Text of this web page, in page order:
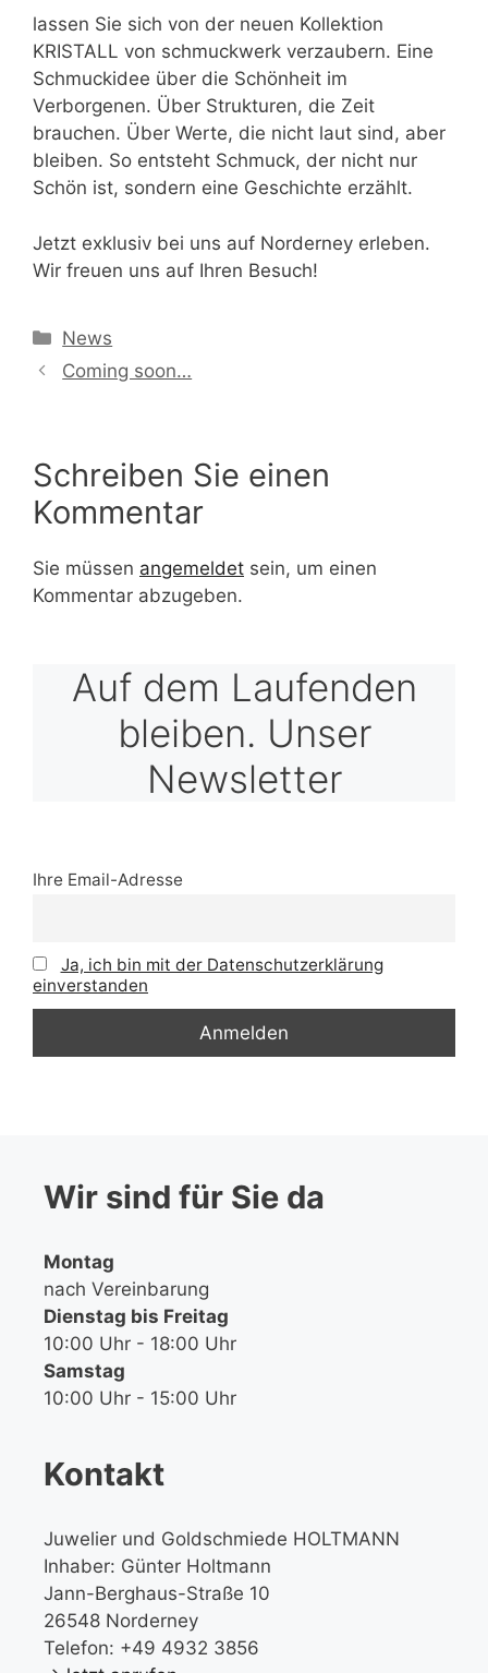
lassen Sie sich von der neuen Kollektion
KRISTALL von schmuckwerk verzaubern. Eine
Schmuckidee über die Schönheit im
Verborgenen. Über Strukturen, die Zeit
brauchen. Über Werte, die nicht laut sind, aber
bleiben. So entsteht Schmuck, der nicht nur
Schön ist, sondern eine Geschichte erzählt.
Jetzt exklusiv bei uns auf Norderney erleben.
Wir freuen uns auf Ihren Besuch!
Kategorien
News
Coming soon…
Schreiben Sie einen
Kommentar
Sie müssen angemeldet sein, um einen
Kommentar abzugeben.
Auf dem Laufenden
bleiben. Unser
Newsletter
Ihre Email-Adresse
Ja, ich bin mit der Datenschutzerklärung
einverstanden
Wir sind für Sie da
Montag
nach Vereinbarung
Dienstag bis Freitag
10:00 Uhr - 18:00 Uhr
Samstag
10:00 Uhr - 15:00 Uhr
Kontakt
Juwelier und Goldschmiede HOLTMANN
Inhaber: Günter Holtmann
Jann-Berghaus-Straße 10
26548 Norderney
Telefon: +49 4932 3856